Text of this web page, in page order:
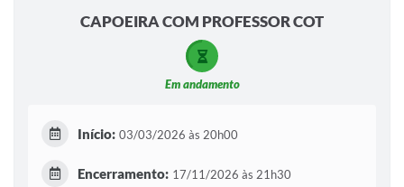
CAPOEIRA COM PROFESSOR COT
Em andamento
Início: 03/03/2026 às 20h00
Encerramento: 17/11/2026 às 21h30